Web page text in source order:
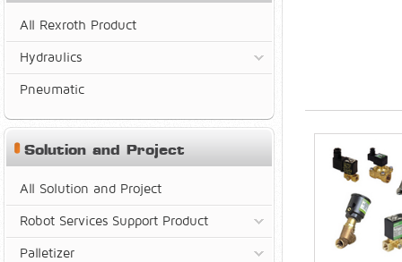
All Rexroth Product
Hydraulics
Pneumatic
Solution and Project
All Solution and Project
Robot Services Support Product
Palletizer